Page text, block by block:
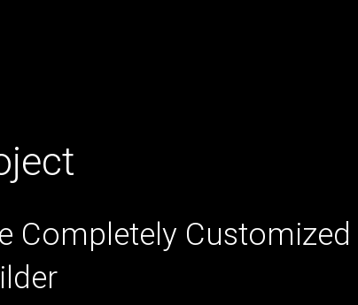
Completely